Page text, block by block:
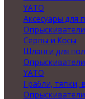
YATO
Аксесуары для
Серпы и Косы
Шланги для
YATO
Грабли, тяпки,